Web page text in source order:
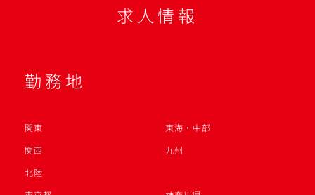
求人情報
勤務地
関東
東海・中部
関西
九州
北陸